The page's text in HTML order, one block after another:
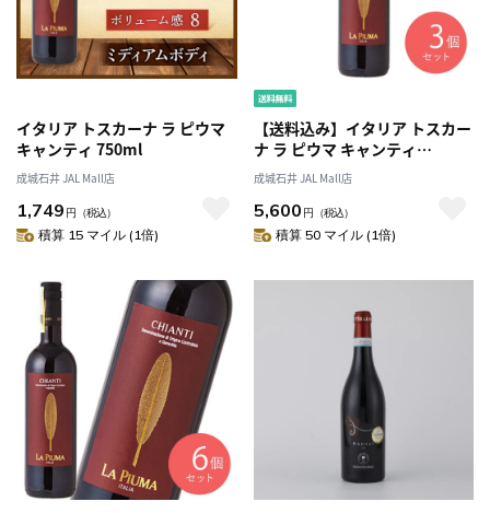
イタリア トスカーナ ラ ピウマ
キャンティ 750ml
成城石井 JAL Mall店
1,749 円 （税込）
積算 15 マイル (1倍)
【送料込み】イタリア トスカー
ナ ラ ピウマ キャンティ
750ml×3本
成城石井 JAL Mall店
5,600 円 （税込）
積算 50 マイル (1倍)